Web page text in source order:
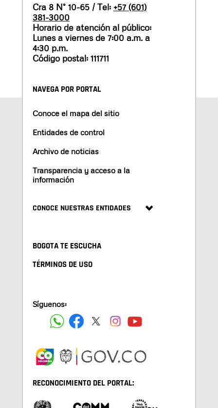
Cra 8 N° 10-65 / Tel: +57 (601)
381-3000
Horario de atención al público:
Lunes a viernes de 7:00 a.m. a
4:30 p.m.
Código postal: 111711
NAVEGA POR PORTAL
Conoce el mapa del sitio
Entidades de control
Archivo de noticias
Transparencia y acceso a la
información
CONOCE NUESTRAS ENTIDADES
BOGOTA TE ESCUCHA
TÉRMINOS DE USO
Síguenos:
RECONOCIMIENTO DEL PORTAL: